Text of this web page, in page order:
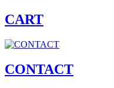
CART
CONTACT